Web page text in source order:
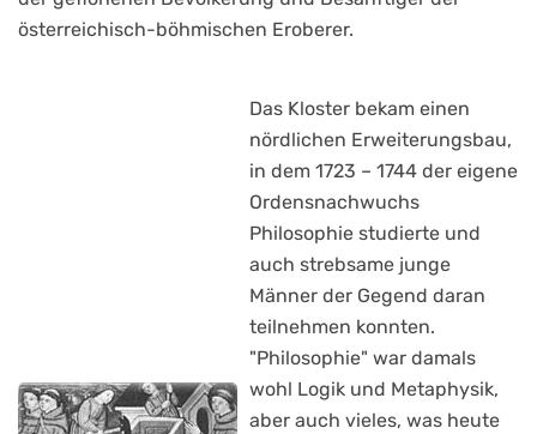
österreichisch-böhmischen Eroberer.
Das Kloster bekam einen
nördlichen Erweiterungsbau,
in dem 1723 – 1744 der eigene
Ordensnachwuchs
Philosophie studierte und
auch strebsame junge
Männer der Gegend daran
teilnehmen konnten.
"Philosophie" war damals
wohl Logik und Metaphysik,
aber auch vieles, was heute